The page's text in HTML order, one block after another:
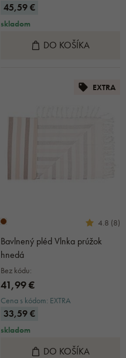
45,59 €
skladom
DO KOŠÍKA
EXTRA
4.8 (8)
Bavlnený pléd Vlnka prúžok
hnedá
Bez kódu:
41,99 €
Cena s kódom: EXTRA
33,59 €
skladom
DO KOŠÍKA